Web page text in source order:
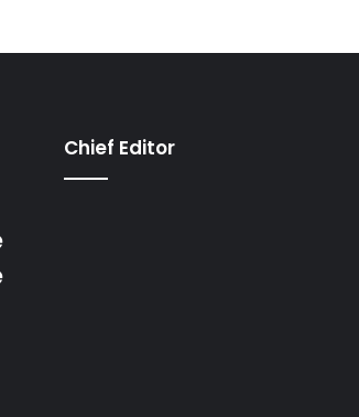
Chief Editor